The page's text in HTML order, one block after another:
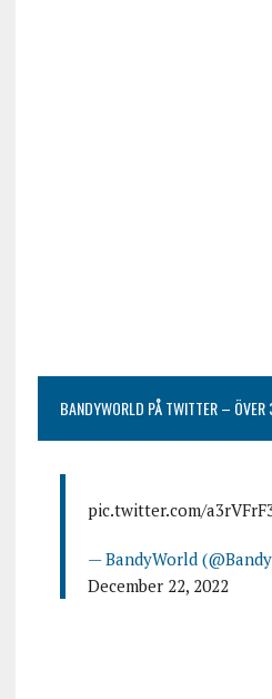
BANDYWORLD PÅ TWITTER – ÖVER
pic.twitter.com/
— BandyWorld
December 22, 2022